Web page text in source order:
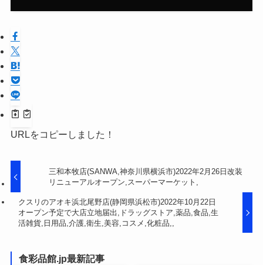
URLをコピーしました！
三和本牧店(SANWA,神奈川県横浜市)2022年2月26日改装
リニューアルオープン,スーパーマーケット,
クスリのアオキ浜北尾野店(静岡県浜松市)2022年10月22日
オープン予定で大店立地届出,ドラッグストア,薬品,食品,生
活雑貨,日用品,介護,衛生,美容,コスメ,化粧品,,
食彩品館.jp最新記事